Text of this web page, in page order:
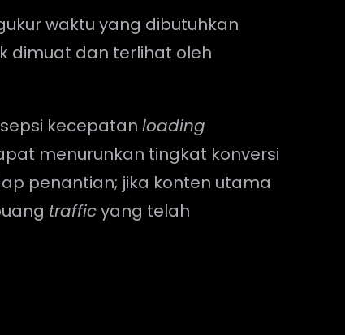
waktu yang dibutuhkan
dimuat dan terlihat oleh
kecepatanloading
menurunkan tingkat konversi
penantian; jika konten utama
trafficyang telah